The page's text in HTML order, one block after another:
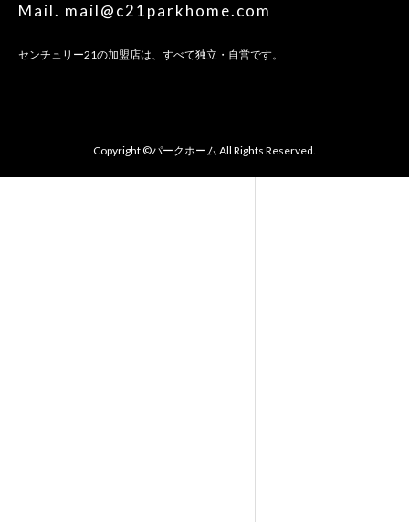
Mail. mail@c21parkhome.com
センチュリー21の加盟店は、すべて独立・自営です。
Copyright ©パークホーム All Rights Reserved.